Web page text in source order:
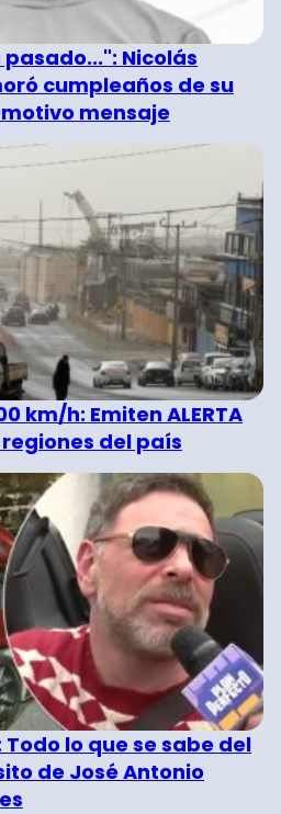
Nicolás
cumpleaños de su
mensaje
km/h: Emiten ALERTA
del país
lo que se sabe del
de José Antonio